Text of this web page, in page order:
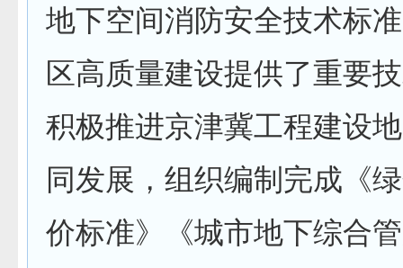
地下空间消防安全技术标
区高质量建设提供了重要
积极推进京津冀工程建设
同发展，组织编制完成《
价标准》《城市地下综合